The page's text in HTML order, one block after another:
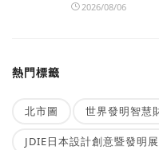
2026/08/06
熱門標籤
北市圖 世界發明智慧
JDIE日本設計創意暨發明展